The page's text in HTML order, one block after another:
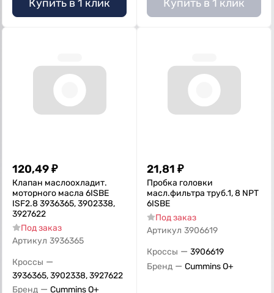
Купить в 1 клик Купить в 1 клик
120,49₽
Клапан маслоохладит.
моторного масла 6ISBE
ISF2.8 3936365, 3902338,
3927622
Под заказ
Артикул 3936365
Кроссы —
3936365, 3902338, 3927622
Бренд — Cummins O+
21,81 ₽
Пробка головки
масл.фильтра труб.1, 8 NPT
6ISBE
Под заказ
Артикул 3906619
Кроссы — 3906619
Бренд — Cummins O+